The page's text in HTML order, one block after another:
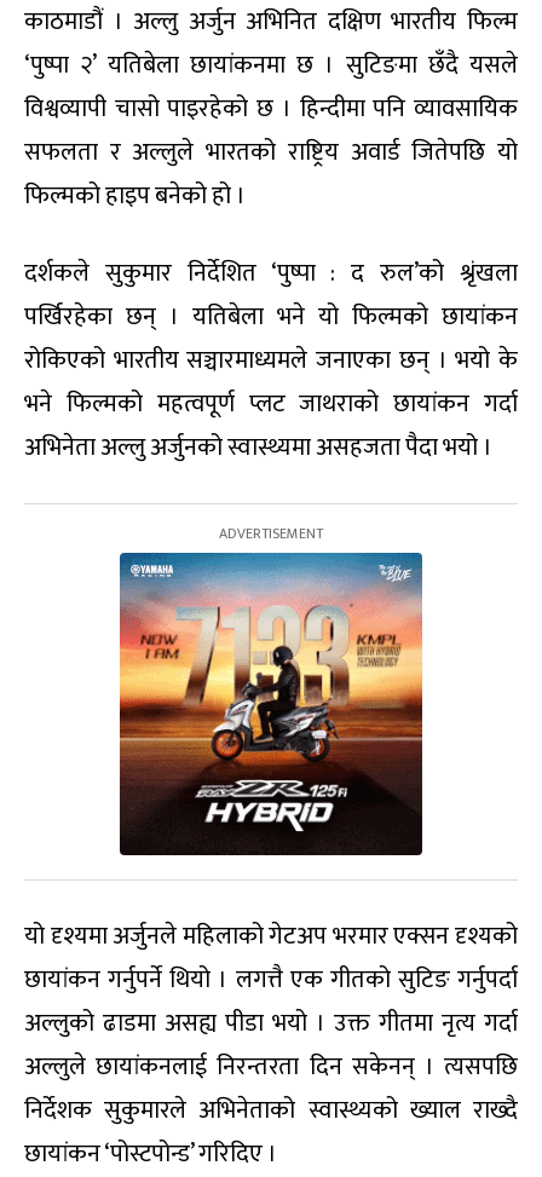
काठमाडौं । अल्लु अर्जुन अभिनित दक्षिण भारतीय फिल्म
‘पुष्पा २’ यतिबेला छायांकनमा छ । सुटिङमा छँदै यसले
विश्वव्यापी चासो पाइरहेको छ । हिन्दीमा पनि व्यावसायिक
सफलता र अल्लुले भारतको राष्ट्रिय अवार्ड जितेपछि यो
फिल्मको हाइप बनेको हो ।
दर्शकले सुकुमार निर्देशित ‘पुष्पा : द रुल’को श्रृंखला
पर्खिरहेका छन् । यतिबेला भने यो फिल्मको छायांकन
रोकिएको भारतीय सञ्चारमाध्यमले जनाएका छन् । भयो के
भने फिल्मको महत्वपूर्ण प्लट जाथराको छायांकन गर्दा
अभिनेता अल्लु अर्जुनको स्वास्थ्यमा असहजता पैदा भयो ।
यो दृश्यमा अर्जुनले महिलाको गेटअप भरमार एक्सन दृश्यको
छायांकन गर्नुपर्ने थियो । लगत्तै एक गीतको सुटिङ गर्नुपर्दा
अल्लुको ढाडमा असह्य पीडा भयो । उक्त गीतमा नृत्य गर्दा
अल्लुले छायांकनलाई निरन्तरता दिन सकेनन् । त्यसपछि
निर्देशक सुकुमारले अभिनेताको स्वास्थ्यको ख्याल राख्दै
छायांकन ‘पोस्टपोन्ड’ गरिदिए ।